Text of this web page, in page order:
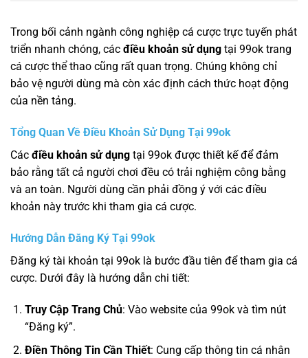
Trong bối cảnh ngành công nghiệp cá cược trực tuyến phát
triển nhanh chóng, các điều khoản sử dụng tại 99ok trang
cá cược thể thao cũng rất quan trọng. Chúng không chỉ
bảo vệ người dùng mà còn xác định cách thức hoạt động
của nền tảng.
Tổng Quan Về Điều Khoản Sử Dụng Tại 99ok
Các điều khoản sử dụng tại 99ok được thiết kế để đảm
bảo rằng tất cả người chơi đều có trải nghiệm công bằng
và an toàn. Người dùng cần phải đồng ý với các điều
khoản này trước khi tham gia cá cược.
Hướng Dẫn Đăng Ký Tại 99ok
Đăng ký tài khoản tại 99ok là bước đầu tiên để tham gia cá
cược. Dưới đây là hướng dẫn chi tiết:
Truy Cập Trang Chủ: Vào website của 99ok và tìm nút
“Đăng ký”.
Điền Thông Tin Cần Thiết: Cung cấp thông tin cá nhân